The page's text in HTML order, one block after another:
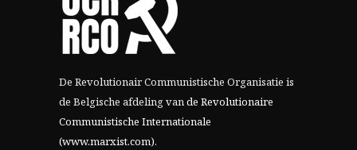
De Revolutionair Communistische Organisatie is
de Belgische afdeling vande Revolutionaire
Communistische Internationale
(www.marxist.com).